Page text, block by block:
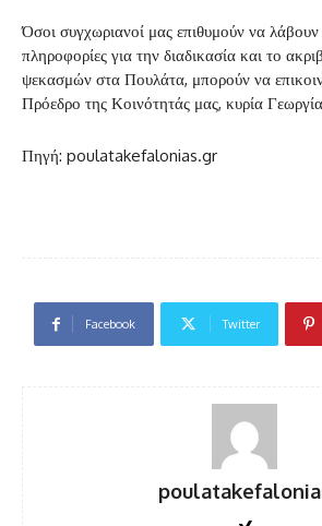
Όσοι συγχωριανοί μας επιθυμούν να λάβουν
πληροφορίες για την διαδικασία και το
ψεκασμών στα Πουλάτα, μπορούν να
Πρόεδρο της Κοινότητάς μας, κυρία
Πηγή: poulatakefalonias.gr
Facebook Twitter